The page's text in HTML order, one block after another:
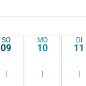
SO
09
-
MO
10
- -
DI
11
-